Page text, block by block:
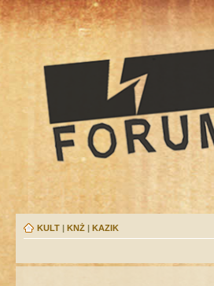
KULT | KNŻ | KAZIK